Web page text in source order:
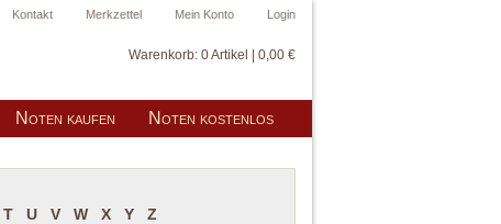
Login
Mein Konto
Merkzettel
Kontakt
Warenkorb: 0 Artikel | 0,00 €
Noten kaufen Noten kostenlos
T U V W X Y Z